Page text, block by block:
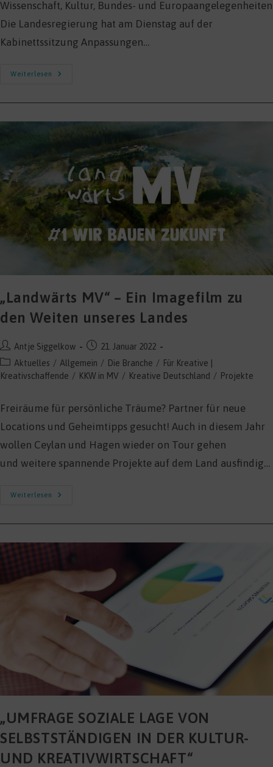
Wissenschaft, Kultur, Bundes- und Europaangelegenheiten
Die Landesregierung hat am Dienstag auf der
Kabinettssitzung Anpassungen…
Weiterlesen
Anpassungen
„Landwärts MV“ – Ein Imagefilm zu
den Weiten unseres Landes
Beitrags-
Autor:
Antje Siggelkow
Beitrag
veröffentlicht:
21. Januar 2022
Beitrags-
Kategorie:
Aktuelles / Allgemein / Die Branche / Für Kreative |
Kreativschaffende / KKW in MV / Kreative Deutschland / Projekte
Freiräume für persönliche Träume? Partner für neue
Locations und Geheimtipps gesucht! Auch in diesem Jahr
wollen Ceylan und Hagen wieder on Tour gehen
und weitere spannende Projekte auf dem Land ausfindig…
Weiterlesen
„Landwärts
Landes
„UMFRAGE SOZIALE LAGE VON
SELBSTSTÄNDIGEN IN DER KULTUR-
UND KREATIVWIRTSCHAFT“